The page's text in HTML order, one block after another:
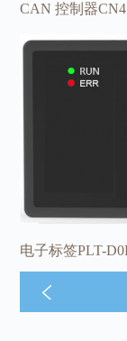
CAN 控制器
电子标签PLT-